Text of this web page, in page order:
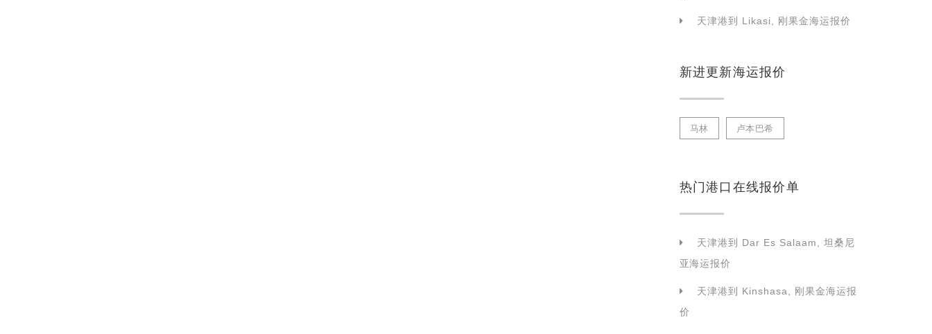
天津港到 Likasi, 刚果金海运报价
新进更新海运报价
马林 卢本巴希
热门港口在线报价单
天津港到 Dar Es Salaam, 坦桑尼
亚海运报价
天津港到 Kinshasa, 刚果金海运报
价